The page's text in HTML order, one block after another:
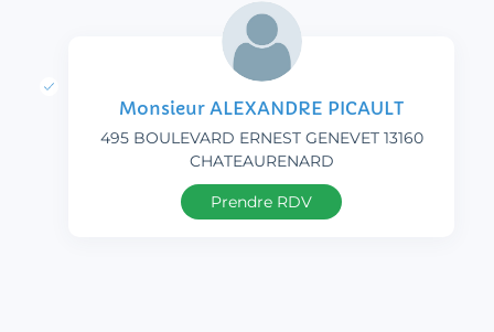
Monsieur ALEXANDRE PICAULT
495 BOULEVARD ERNEST GENEVET 13160
CHATEAURENARD
Prendre RDV